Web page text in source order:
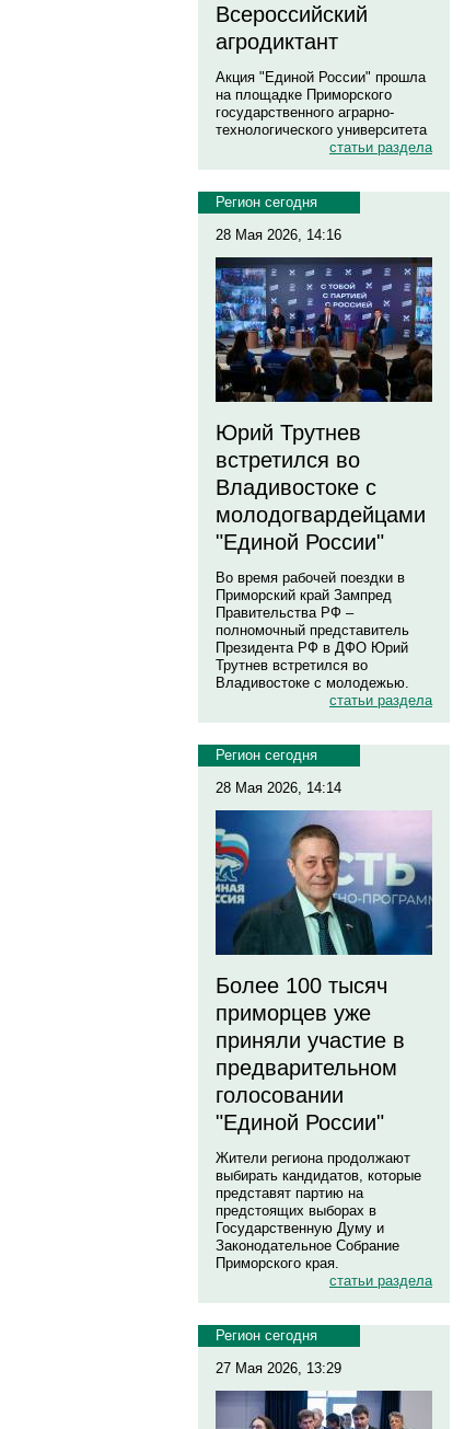
Всероссийский
агродиктант
Акция "Единой России" прошла
на площадке Приморского
государственного аграрно-
технологического университета
статьи раздела
Регион сегодня
28 Мая 2026, 14:16
Юрий Трутнев
встретился во
Владивостоке с
молодогвардейцами
"Единой России"
Во время рабочей поездки в
Приморский край Зампред
Правительства РФ –
полномочный представитель
Президента РФ в ДФО Юрий
Трутнев встретился во
Владивостоке с молодежью.
статьи раздела
Регион сегодня
28 Мая 2026, 14:14
Более 100 тысяч
приморцев уже
приняли участие в
предварительном
голосовании
"Единой России"
Жители региона продолжают
выбирать кандидатов, которые
представят партию на
предстоящих выборах в
Государственную Думу и
Законодательное Собрание
Приморского края.
статьи раздела
Регион сегодня
27 Мая 2026, 13:29